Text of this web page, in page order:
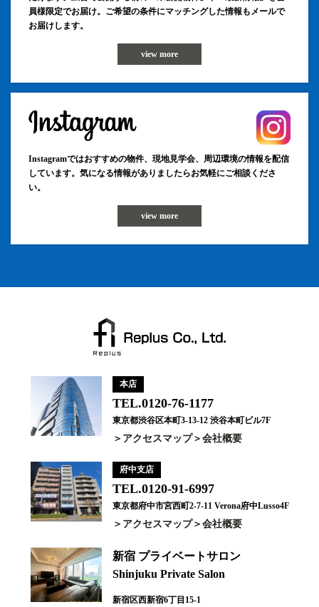
員様限定でお届け。ご希望の条件にマッチングした情報もメールで
お届けします。
view more
Instagramではおすすめの物件、現地見学会、周辺環境の情報を配信
しています。気になる情報がありましたらお気軽にご相談くださ
い。
view more
本店
TEL.0120-76-1177
東京都渋谷区本町3-13-12 渋谷本町ビル7F
アクセスマップ 会社概要
府中支店
TEL.0120-91-6997
東京都府中市宮西町2-7-11 Verona府中Lusso4F
アクセスマップ 会社概要
新宿 プライベートサロン
Shinjuku Private Salon
新宿区西新宿6丁目15-1